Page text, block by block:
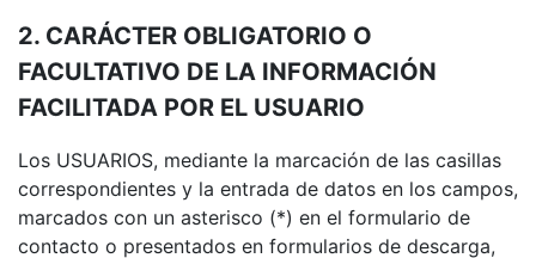
2. CARÁCTER OBLIGATORIO O
FACULTATIVO DE LA INFORMACIÓN
FACILITADA POR EL USUARIO
Los USUARIOS, mediante la marcación de las casillas
correspondientes y la entrada de datos en los campos,
marcados con un asterisco (*) en el formulario de
contacto o presentados en formularios de descarga,